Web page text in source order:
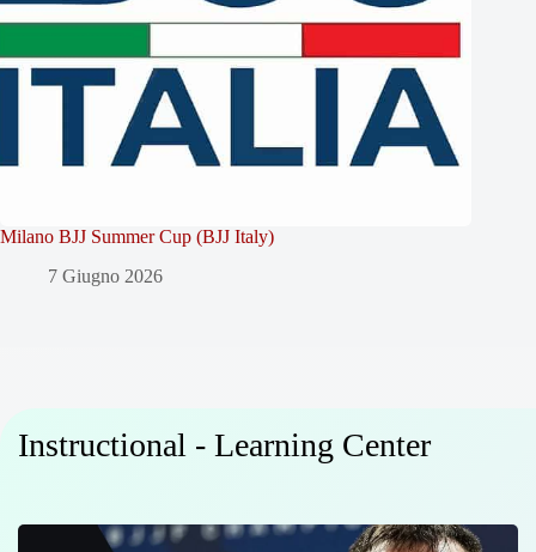
Milano BJJ Summer Cup (BJJ Italy)
7 Giugno 2026
Instructional - Learning Center